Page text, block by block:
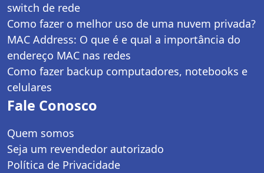
switch de rede
Como fazer o melhor uso de uma nuvem privada?
MAC Address: O que é e qual a importância do
endereço MAC nas redes
Como fazer backup computadores, notebooks e
celulares
Fale Conosco
Quem somos
Seja um revendedor autorizado
Política de Privacidade